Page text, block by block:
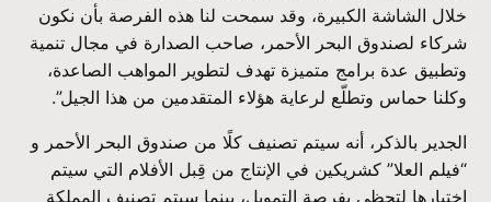
خلال الشاشة الكبيرة، وقد سمحت لنا هذه الفرصة بأن نكون
شركاء لصندوق البحر الأحمر، صاحب الصدارة في مجال تنمية
وتطبيق عدة برامج متميزة تهدف لتطوير المواهب الصاعدة،
وكلنا حماس وتطلّع لرعاية هؤلاء المتقدمين من هذا الجيل”.
الجدير بالذكر، أنه سيتم تصنيف كلًا من صندوق البحر الأحمر و
“فيلم العلا” كشريكين في الإنتاج من قِبل الأفلام التي سيتم
اختيارها لتحظى بفرصة التمويل، بينما سيتم تصنيف المملكة